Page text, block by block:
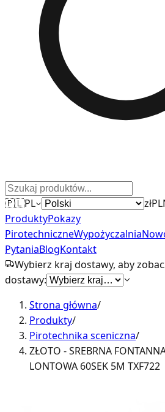
🇵🇱PL zł
ProduktyPokazy
PirotechniczneWypożyczalnia
PytaniaBlogKontakt
Wybierz kraj dostawy, aby
dostawy:
Strona główna/
Produkty/
Pirotechnika sceniczna/
ZŁOTO - SREBRNA
LONTOWA 60SEK 5M TXF722